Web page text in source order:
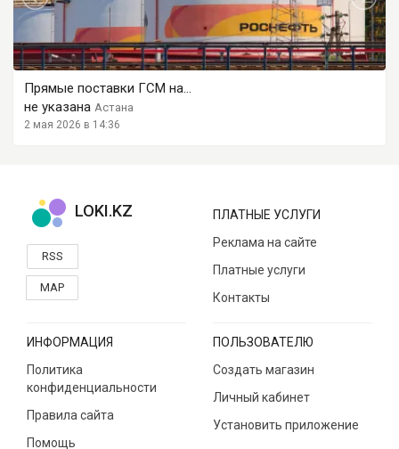
Прямые поставки ГСМ на...
не указана Астана
2 мая 2026 в 14:36
LOKI.KZ
RSS
MAP
ПЛАТНЫЕ УСЛУГИ
Реклама на сайте
Платные услуги
Контакты
ИНФОРМАЦИЯ
Политика
конфиденциальности
Правила сайта
Помощь
ПОЛЬЗОВАТЕЛЮ
Создать магазин
Личный кабинет
Установить приложение